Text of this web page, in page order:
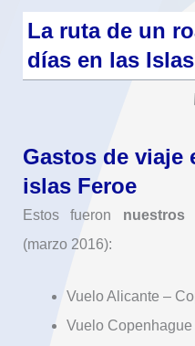
La ruta de un
días en las
Gastos de viaje
islas Feroe
Estos fueron
(marzo 2016):
Vuelo Alicante –
Vuelo